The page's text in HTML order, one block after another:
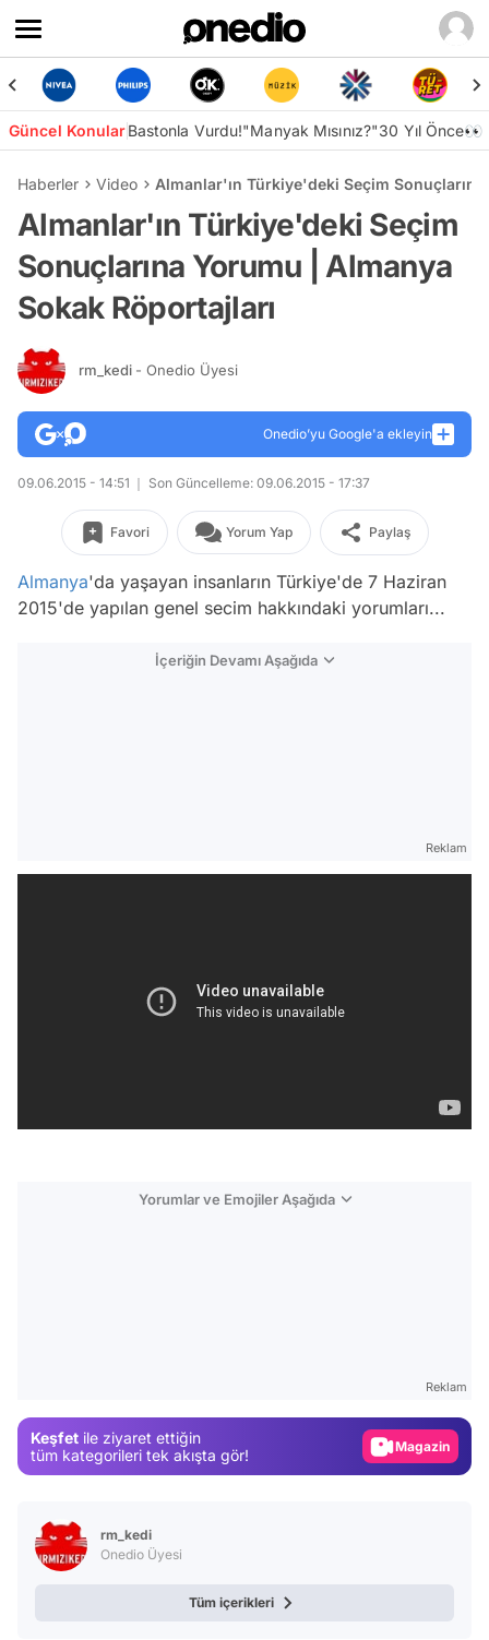
Güncel KonularBastonla Vurdu!"Manyak Mısınız?"30 Yıl Önce👀
Haberler Video Almanlar'ın Türkiye'deki Seçim
Almanlar'ın Türkiye'deki Seçim
Sonuçlarına Yorumu | Almanya
Sokak Röportajları
rm_kedi - Onedio Üyesi
Onedio’yu Google'a ekleyin
09.06.2015 - 14:51 Son Güncelleme: 09.06.2015 - 17:37
Favori Yorum Yap Paylaş
Almanya'da yaşayan insanların Türkiye'de 7 Haziran
2015'de yapılan genel secim hakkındaki yorumları...
İçeriğin Devamı Aşağıda
Reklam
Yorumlar ve Emojiler Aşağıda
Reklam
Keşfet ile ziyaret ettiğin
tüm kategorileri tek akışta gör!
Magazin
rm_kedi
Onedio Üyesi
Tüm içerikleri